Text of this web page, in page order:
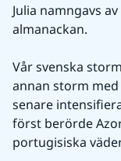
Julia namngavs
almanackan.
Vår svenska
annan storm
senare
först berörde
portugisiska